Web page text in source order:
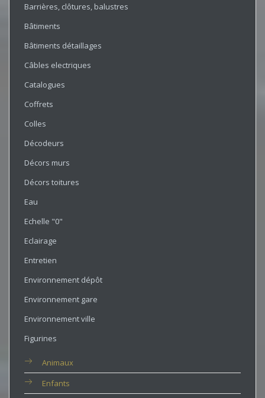
Barrières, clôtures, balustres
Bâtiments
Bâtiments détaillages
Câbles electriques
Catalogues
Coffrets
Colles
Décodeurs
Décors murs
Décors toitures
Eau
Echelle "0"
Eclairage
Entretien
Environnement dépôt
Environnement gare
Environnement ville
Figurines
Animaux
Enfants